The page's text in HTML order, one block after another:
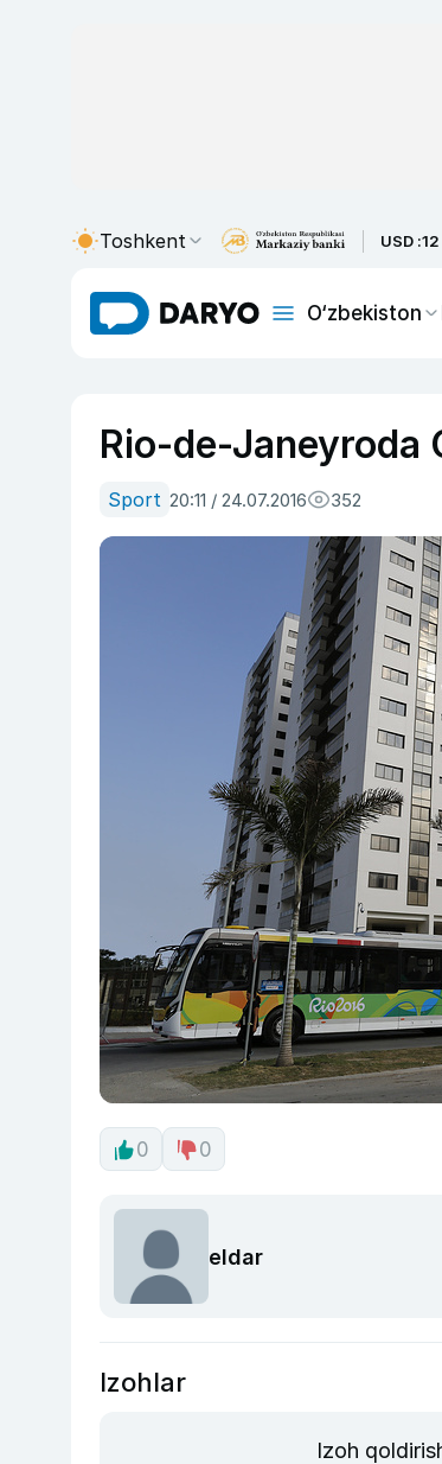
Toshkent USD :
O‘zbekiston
Rio-de-Janeyroda
Sport 20:11 / 24.07.2016 352
0 0
eldar
Izohlar
Izoh